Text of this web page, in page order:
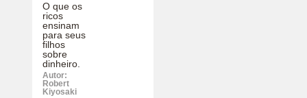
O que os
ricos
ensinam
para seus
filhos
sobre
dinheiro.
Autor:
Robert
Kiyosaki